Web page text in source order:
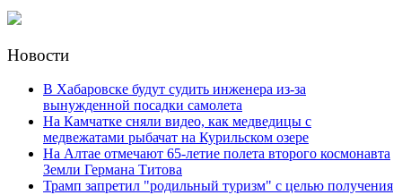
Новости
В Хабаровске будут судить инженера из-за
вынужденной посадки самолета
На Камчатке сняли видео, как медведицы с
медвежатами рыбачат на Курильском озере
На Алтае отмечают 65-летие полета второго космонавта
Земли Германа Титова
Трамп запретил "родильный туризм" с целью получения